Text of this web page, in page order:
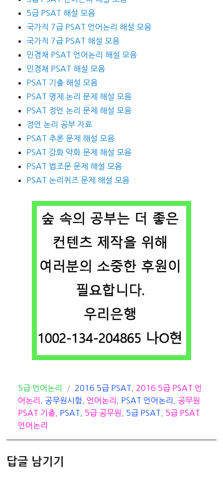
5급 PSAT 해설 모음
국가직 7급 PSAT 언어논리 해설 모음
국가직 7급 PSAT 해설 모음
민경채 PSAT 언어논리 해설 모음
민경채 PSAT 해설 모음
PSAT 기출 해설 모음
PSAT 명제 논리 문제 해설 모음
PSAT 정언 논리 문제 해설 모음
정언 논리 공부 자료
PSAT 추론 문제 해설 모음
PSAT 강화 약화 문제 해설 모음
PSAT 법조문 문제 해설 모음
PSAT 논리퀴즈 문제 해설 모음
카
테
고
리
5급 언어논리
태
그
2016 5급 PSAT
2016 5급 PSAT 언
어논리
공무원시험 언어논리 PSAT 언어논리
공무원
PSAT 기출
PSAT 5급 공무원 5급 PSAT
5급 PSAT
언어논리
답글 남기기